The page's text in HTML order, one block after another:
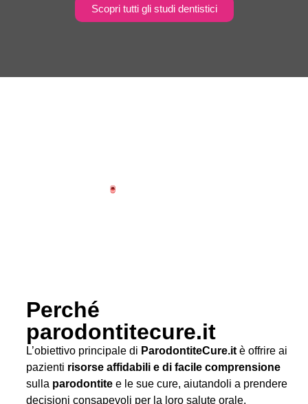
Scopri tutti gli studi dentistici
Perché
parodontitecure.it
L’obiettivo principale di ParodontiteCure.it è offrire ai
pazienti risorse affidabili e di facile comprensione
sulla parodontite e le sue cure, aiutandoli a prendere
decisioni consapevoli per la loro salute orale.